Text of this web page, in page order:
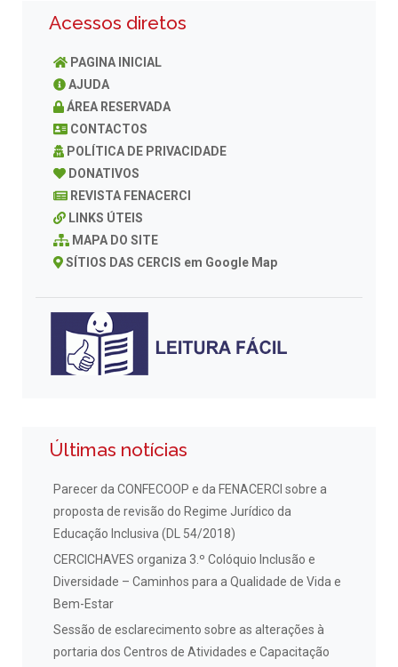
Acessos diretos
PAGINA INICIAL
AJUDA
ÁREA RESERVADA
CONTACTOS
POLÍTICA DE PRIVACIDADE
DONATIVOS
REVISTA FENACERCI
LINKS ÚTEIS
MAPA DO SITE
SÍTIOS DAS CERCIS em Google Map
Últimas notícias
Parecer da CONFECOOP e da FENACERCI sobre a
proposta de revisão do Regime Jurídico da
Educação Inclusiva (DL 54/2018)
CERCICHAVES organiza 3.º Colóquio Inclusão e
Diversidade – Caminhos para a Qualidade de Vida e
Bem-Estar
Sessão de esclarecimento sobre as alterações à
portaria dos Centros de Atividades e Capacitação